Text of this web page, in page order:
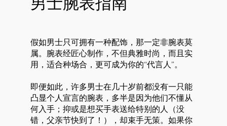
假如男士只可拥有一种配饰，那一定非腕表莫
属。腕表经匠心制作，不但典雅时尚，而且实
用，适合种场合，更可成为你的“代言人”。
即便如此，许多男士在几十岁前都没有一只能
凸显个人宣言的腕表，多半是因为他们不懂从
何入手；抑或是想买手表送给特别的人（没
错，父亲节快到了！），却束手无策。如果你